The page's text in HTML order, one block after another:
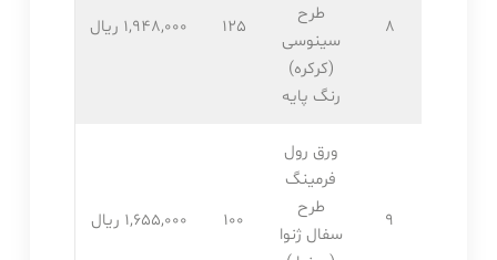
8
طرح
سینوسی
(کرکره)
رنگ پایه
125 1,948,۰۰۰ ریال
9
ورق رول
فرمینگ
طرح
سفال ژنوا
100 1,655,۰۰۰ ریال